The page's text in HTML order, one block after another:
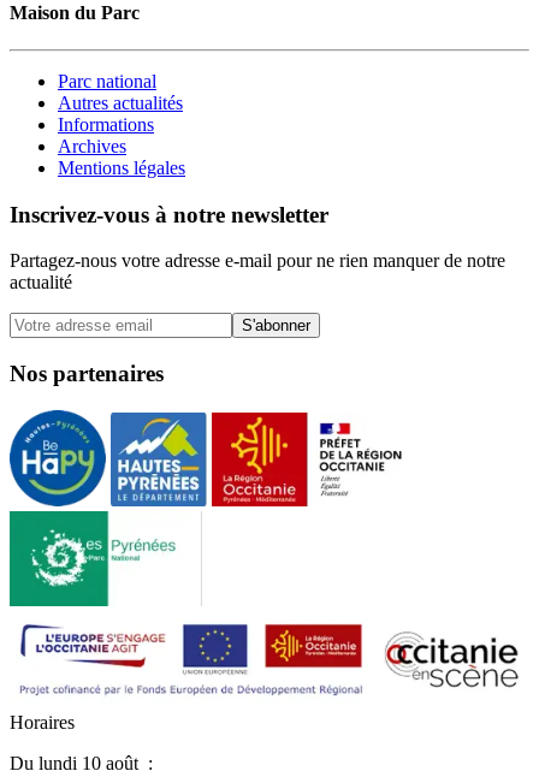
Maison du Parc
Parc national
Autres actualités
Informations
Archives
Mentions légales
Inscrivez-vous à notre newsletter
Partagez-nous votre adresse e-mail pour ne rien manquer de notre
actualité
S'abonner
Nos partenaires
Horaires
Du lundi 10 août :